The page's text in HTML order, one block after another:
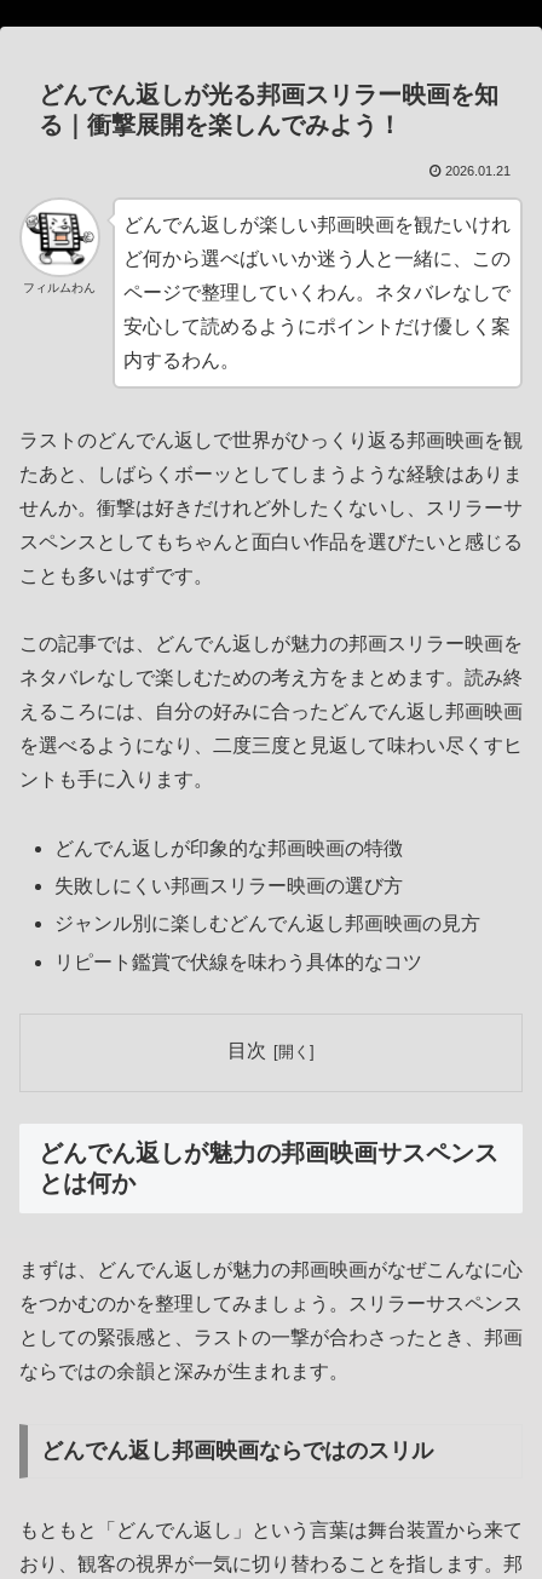
どんでん返しが光る邦画スリラー映画を知
る｜衝撃展開を楽しんでみよう！
2026.01.21
フィルムわん
どんでん返しが楽しい邦画映画を観たいけれ
ど何から選べばいいか迷う人と一緒に、この
ページで整理していくわん。ネタバレなしで
安心して読めるようにポイントだけ優しく案
内するわん。
ラストのどんでん返しで世界がひっくり返る邦画映画を観
たあと、しばらくボーッとしてしまうような経験はありま
せんか。衝撃は好きだけれど外したくないし、スリラーサ
スペンスとしてもちゃんと面白い作品を選びたいと感じる
ことも多いはずです。
この記事では、どんでん返しが魅力の邦画スリラー映画を
ネタバレなしで楽しむための考え方をまとめます。読み終
えるころには、自分の好みに合ったどんでん返し邦画映画
を選べるようになり、二度三度と見返して味わい尽くすヒ
ントも手に入ります。
どんでん返しが印象的な邦画映画の特徴
失敗しにくい邦画スリラー映画の選び方
ジャンル別に楽しむどんでん返し邦画映画の見方
リピート鑑賞で伏線を味わう具体的なコツ
目次
どんでん返しが魅力の邦画映画サスペンス
とは何か
まずは、どんでん返しが魅力の邦画映画がなぜこんなに心
をつかむのかを整理してみましょう。スリラーサスペンス
としての緊張感と、ラストの一撃が合わさったとき、邦画
ならではの余韻と深みが生まれます。
どんでん返し邦画映画ならではのスリル
もともと「どんでん返し」という言葉は舞台装置から来て
おり、観客の視界が一気に切り替わることを指します。邦